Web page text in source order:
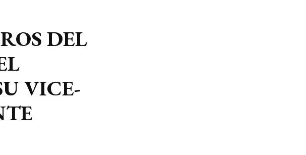
GERTAKARIAK
DEL
VICE-